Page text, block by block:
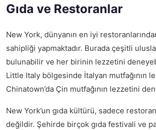
Gıda ve Restoranlar
New York, dünyanın en iyi
sahipliği yapmaktadır. Burada çeşitli
bulunabilir ve her birinin lezzetini
Little Italy bölgesinde İtalyan mutfağının
Chinatown’da Çin mutfağının lezzetini
New York’un gıda kültürü, sadece
değildir. Şehirde birçok gıda festivali ve